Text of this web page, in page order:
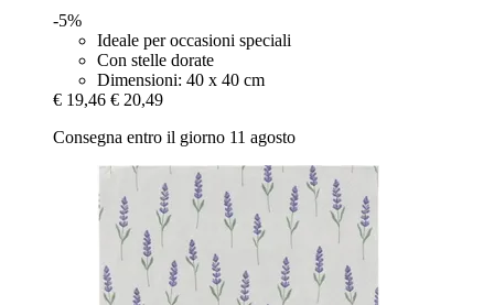
-5%
Ideale per occasioni speciali
Con stelle dorate
Dimensioni: 40 x 40 cm
€ 19,46 € 20,49
Consegna entro il giorno 11 agosto